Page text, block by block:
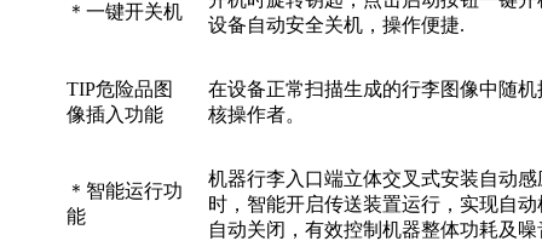
＊一键开关机
设备自动安全关机，操作便捷.
TIP危险品图
像插入功能
在设备正常扫描生成的行李图像中随
核操作者。
＊智能运行功
能
机器行李入口端立体交叉式安装自动
时，智能开启传送装置运行，实现自
自动关闭，有效控制机器整体功耗及